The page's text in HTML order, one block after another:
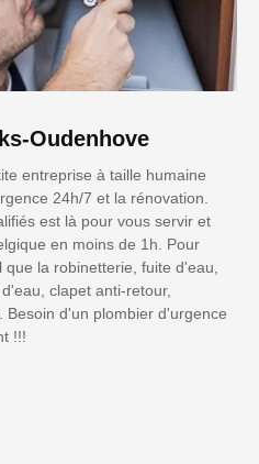
Oudenhove
entreprise à taille humaine
24h/7 et la rénovation.
est là pour vous servir et
en moins de 1h. Pour
la robinetterie, fuite d'eau,
clapet anti-retour,
d'un plombier d'urgence
!!!